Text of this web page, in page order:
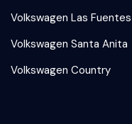
Volkswagen Las Fuentes
Volkswagen Santa Anita
Volkswagen Country